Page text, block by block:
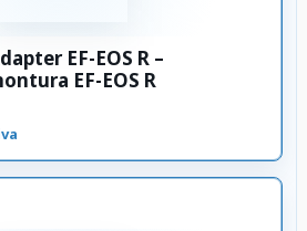
EF-EOS R –
EF-EOS R